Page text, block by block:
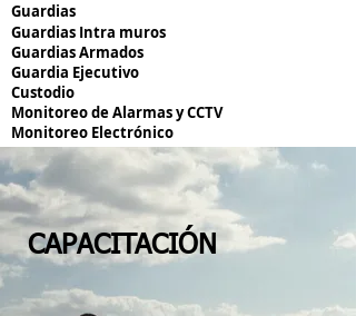
Guardias
Guardias Intra muros
Guardias Armados
Guardia Ejecutivo
Custodio
Monitoreo de Alarmas y CCTV
Monitoreo Electrónico
CAPACITACIÓN